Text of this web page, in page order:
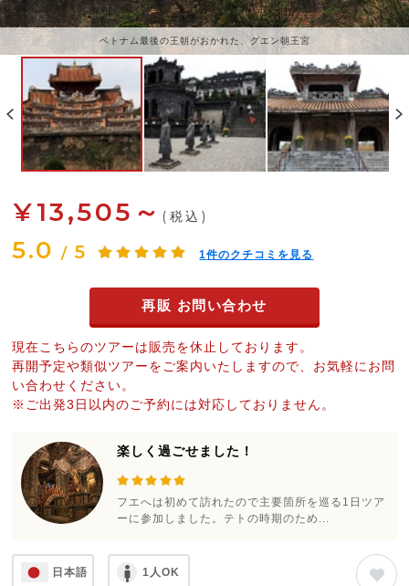
ベトナム最後の王朝がおかれた、グエン朝王宮
¥13,505～ (税込)
5.0 / 5 1件のクチコミを見る
再販 お問い合わせ
現在こちらのツアーは販売を休止しております。
再開予定や類似ツアーをご案内いたしますので、お気軽にお問
い合わせください。
※ご出発3日以内のご予約には対応しておりません。
楽しく過ごせました！
フエへは初めて訪れたので主要箇所を巡る1日ツア
ーに参加しました。テトの時期のため...
日本語 1人OK